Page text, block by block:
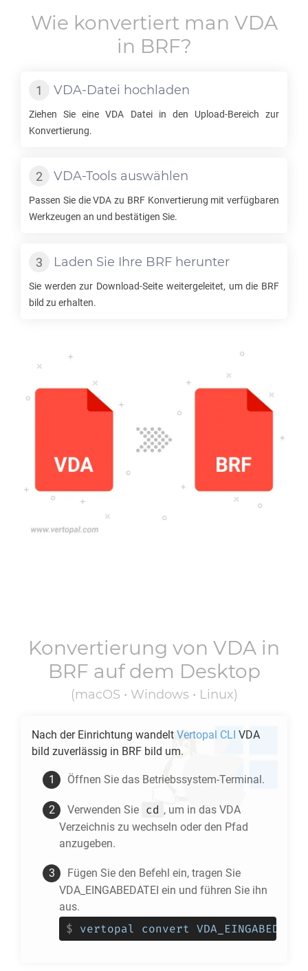
Wie konvertiert man VDA
in BRF?
VDA-Datei hochladen
Ziehen Sie eineVDA Datei in den Upload-Bereich zur
Konvertierung.
VDA-Tools auswählen
Passen Sie dieVDA zu BRFKonvertierung mit verfügbaren
Werkzeugen an und bestätigen Sie.
Laden Sie Ihre BRF herunter
Sie werden zur Download-Seite weitergeleitet, um die BRF
bild zu erhalten.
Konvertierung von VDA in
BRF auf dem Desktop
(macOS • Windows • Linux)
Nach der Einrichtung wandelt Vertopal CLI VDA
bild zuverlässig in BRF bild um.
Öffnen Sie das Betriebssystem-Terminal.
Verwenden Sie cd , um in das VDA
Verzeichnis zu wechseln oder den Pfad
anzugeben.
Fügen Sie den Befehl ein, tragen Sie
VDA_EINGABEDATEI ein und führen Sie ihn
aus.
$ vertopal convert